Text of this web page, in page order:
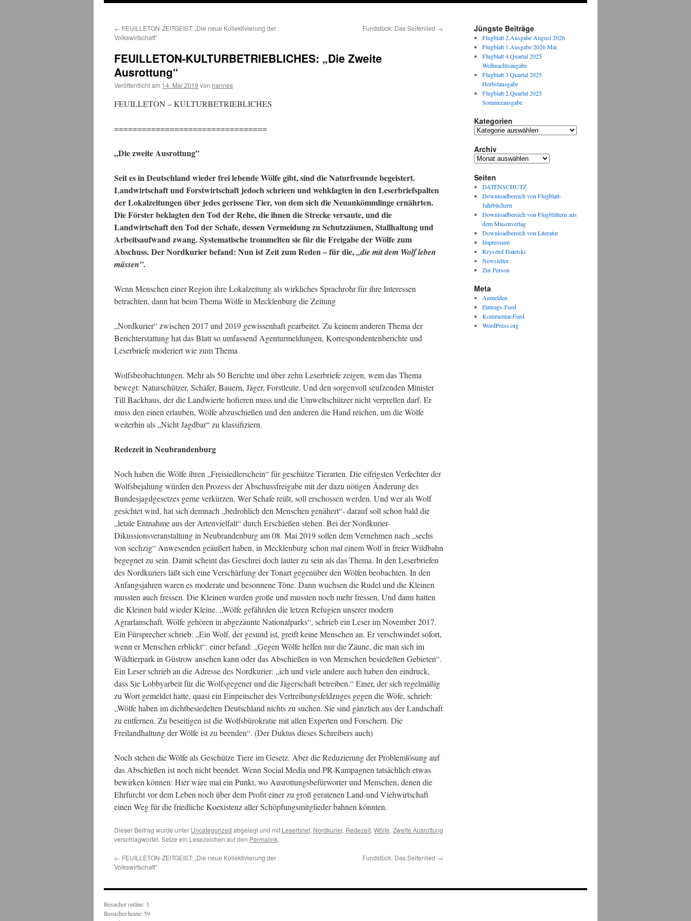
← FEUILLETON-ZEITGEIST: „Die neue Kollektivierung der
Volkswirtschaft“
Fundstück: Das Seifenlied →
FEUILLETON-KULTURBETRIEBLICHES: „Die Zweite
Ausrottung“
Veröffentlicht am 14. Mai 2019 von hannes
FEUILLETON – KULTURBETRIEBLICHES
=================================
„Die zweite Ausrottung”
Seit es in Deutschland wieder frei lebende Wölfe gibt, sind die Naturfreunde begeistert.
Landwirtschaft und Forstwirtschaft jedoch schrieen und wehklagten in den Leserbriefspalten
der Lokalzeitungen über jedes gerissene Tier, von dem sich die Neuankömmlinge ernährten.
Die Förster beklagten den Tod der Rehe, die ihnen die Strecke versaute, und die
Landwirtschaft den Tod der Schafe, dessen Vermeidung zu Schutzzäunen, Stallhaltung und
Arbeitsaufwand zwang. Systematische trommelten sie für die Freigabe der Wölfe zum
Abschuss. Der Nordkurier befand: Nun ist Zeit zum Reden – für die,„die mit dem Wolf leben
müssen”.
Wenn Menschen einer Region ihre Lokalzeitung als wirkliches Sprachrohr für ihre Interessen
betrachten, dann hat beim Thema Wölfe in Mecklenburg die Zeitung
„Nordkurier“ zwischen 2017 und 2019 gewissenhaft gearbeitet. Zu keinem anderen Thema der
Berichterstattung hat das Blatt so umfassend Agenturmeldungen, Korrespondentenberichte und
Leserbriefe moderiert wie zum Thema
Wolfsbeobachtungen. Mehr als 50 Berichte und über zehn Leserbriefe zeigen, wem das Thema
bewegt: Naturschützer, Schäfer, Bauern, Jäger, Forstleute. Und den sorgenvoll seufzenden Minister
Till Backhaus, der die Landwierte hofieren muss und die Umweltschützer nicht verprellen darf. Er
muss den einen erlauben, Wölfe abzuschießen und den anderen die Hand reichen, um die Wölfe
weiterhin als „Nicht Jagdbar“ zu klassifiziern.
Redezeit in Neubrandenburg
Noch haben die Wölfe ihren „Freisiedlerschein“ für geschütze Tierarten. Die eifrigsten Verfechter der
Wolfsbejahung würden den Prozess der Abschussfreigabe mit der dazu nötigen Änderung des
Bundesjagdgesetzes gerne verkürzen. Wer Schafe reißt, soll erschossen werden. Und wer als Wolf
gesichtet wird, hat sich demnach „bedrohlich den Menschen genähert“- darauf soll schon bald die
„letale Entnahme aus der Artenvielfalt“ durch Erschießen stehen. Bei der Nordkurier-
Dikussionsveranstaltung in Neubrandenburg am 08. Mai 2019 sollen dem Vernehmen nach „sechs
von sechzig“ Anwesenden geäußert haben, in Mecklenburg schon mal einem Wolf in freier Wildbahn
begegnet zu sein. Damit scheint das Geschrei doch lauter zu sein als das Thema. In den Leserbriefen
des Nordkuriers läßt sich eine Verschärfung der Tonart gegenüber den Wölfen beobachten. In den
Anfangsjahren waren es moderate und besonnene Töne. Dann wuchsen die Rudel und die Kleinen
mussten auch fressen. Die Kleinen wurden große und mussten noch mehr fressen, Und dann hatten
die Kleinen bald wieder Kleine. „Wölfe gefährden die letzen Refugien unserer modern
Agrarlanschaft. Wölfe gehören in abgezäunte Nationalparks“, schrieb ein Leser im November 2017.
Ein Fürsprecher schrieb: „Ein Wolf, der gesund ist, greift keine Menschen an. Er verschwindet sofort,
wenn er Menschen erblickt“. einer befand: „Gegen Wölfe helfen nur die Zäune, die man sich im
Wildtierpark in Güstrow ansehen kann oder das Abschießen in von Menschen besiedelten Gebieten“.
Ein Leser schrieb an die Adresse des Nordkurier: „ich und viele andere auch haben den eindruck,
dass Sie Lobbyarbeit für die Wolfsgegener und die Jägerschaft betreiben.“ Einer, der sich regelmäßig
zu Wort gemeldet hatte, quasi ein Einpeitscher des Vertreibungsfeldzuges gegen die Wöfe, schrieb:
„Wölfe haben im dichtbesiedelten Deutschland nichts zu suchen. Sie sind gänzlich aus der Landschaft
zu entfernen. Zu beseitigen ist die Wolfsbürokratie mit allen Experten und Forschern. Die
Freilandhaltung der Wölfe ist zu beenden“. (Der Duktus dieses Schreibers auch)
Noch stehen die Wölfe als Geschütze Tiere im Gesetz. Aber die Reduzierung der Problemlösung auf
das Abschießen ist noch nicht beendet. Wenn Social Media und PR-Kampagnen tatsächlich etwas
bewirken können: Hier wäre mal ein Punkt, wo Ausrottungsbefürworter und Menschen, denen die
Ehrfurcht vor dem Leben noch über dem Profit einer zu groß geratenen Land-und Viehwirtschaft
einen Weg für die friedliche Koexistenz aller Schöpfungsmitglieder bahnen könnten.
Dieser Beitrag wurde unter Uncategorized abgelegt und mit Leserbrief, Nordkurier, Redezeit, Wölfe, Zweite Ausrottung
verschlagwortet. Setze ein Lesezeichen auf den Permalink.
← FEUILLETON-ZEITGEIST: „Die neue Kollektivierung der
Volkswirtschaft“
Fundstück: Das Seifenlied →
Jüngste Beiträge
Flugblatt 2.Ausgabe August 2026
Flugblatt 1.Ausgabe 2026 Mai
Flugblatt 4.Quartal 2025
Weihnachtsaugabe
Flugblatt 3.Quartal 2025
Herbstausgabe
Flugblatt 2.Quartal 2025
Sommerausgabe
Kategorien
Kategorien
Archiv
Archiv
Seiten
DATENSCHUTZ
Downloadbereich von Flugblatt-
Jahrbüchern
Downloadbereich von Flugblättern aus
dem Musenverlag
Downloadbereich von Literatur
Impressum
Krysztof Daletski
Newsletter
Zur Person
Meta
Anmelden
Eintrags-Feed
Kommentar-Feed
WordPress.org
Besucher online: 3
Besucher heute: 59